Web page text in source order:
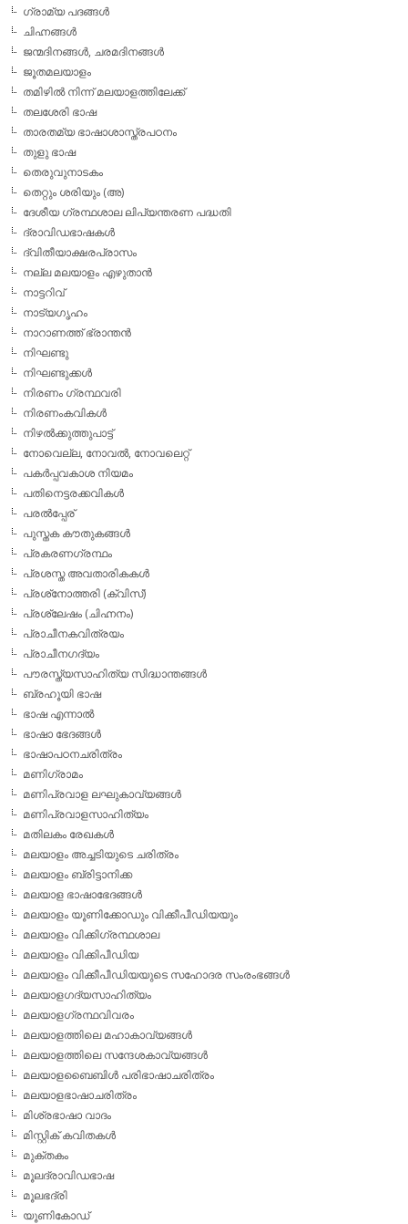
ഗ്രാമ്യ പദങ്ങള്‍
ചിഹ്നങ്ങള്‍
ജന്മദിനങ്ങള്‍, ചരമദിനങ്ങള്‍
ജൂതമലയാളം
തമിഴില്‍ നിന്ന് മലയാളത്തിലേക്ക്
തലശേരി ഭാഷ
താരതമ്യ ഭാഷാശാസ്ത്രപഠനം
തുളു ഭാഷ
തെരുവുനാടകം
തെറ്റും ശരിയും (അ)
ദേശീയ ഗ്രന്ഥശാല ലിപ്യന്തരണ പദ്ധതി
ദ്രാവിഡഭാഷകള്‍
ദ്വിതീയാക്ഷരപ്രാസം
നല്ല മലയാളം എഴുതാന്‍
നാട്ടറിവ്
നാട്യഗൃഹം
നാറാണത്ത് ഭ്രാന്തന്‍
നിഘണ്ടു
നിഘണ്ടുക്കള്‍
നിരണം ഗ്രന്ഥവരി
നിരണംകവികള്‍
നിഴല്‍ക്കുത്തുപാട്ട്
നോവെല്ല, നോവല്‍, നോവലെറ്റ്
പകര്‍പ്പവകാശ നിയമം
പതിനെട്ടരക്കവികള്‍
പരല്‍പ്പേര്
പുസ്തക കൗതുകങ്ങള്‍
പ്രകരണഗ്രന്ഥം
പ്രശസ്ത അവതാരികകള്‍
പ്രശ്‌നോത്തരി (ക്വിസ്)
പ്രശ്ലേഷം (ചിഹ്നനം)
പ്രാചീനകവിത്രയം
പ്രാചീനഗദ്യം
പൗരസ്ത്യസാഹിത്യ സിദ്ധാന്തങ്ങള്‍
ബ്രഹൂയി ഭാഷ
ഭാഷ എന്നാല്‍
ഭാഷാ ഭേദങ്ങള്‍
ഭാഷാപഠനചരിത്രം
മണിഗ്രാമം
മണിപ്രവാള ലഘുകാവ്യങ്ങള്‍
മണിപ്രവാളസാഹിത്യം
മതിലകം രേഖകള്‍
മലയാളം അച്ചടിയുടെ ചരിത്രം
മലയാളം ബ്രിട്ടാനിക്ക
മലയാള ഭാഷാഭേദങ്ങള്‍
മലയാളം യൂണിക്കോഡും വിക്കീപീഡിയയും
മലയാളം വിക്കിഗ്രന്ഥശാല
മലയാളം വിക്കിപീഡിയ
മലയാളം വിക്കീപീഡിയയുടെ സഹോദര സംരംഭങ്ങള്‍
മലയാളഗദ്യസാഹിത്യം
മലയാളഗ്രന്ഥവിവരം
മലയാളത്തിലെ മഹാകാവ്യങ്ങള്‍
മലയാളത്തിലെ സന്ദേശകാവ്യങ്ങള്‍
മലയാളബൈബിള്‍ പരിഭാഷാചരിത്രം
മലയാളഭാഷാചരിത്രം
മിശ്രഭാഷാ വാദം
മിസ്റ്റിക് കവിതകള്‍
മുക്തകം
മൂലദ്രാവിഡഭാഷ
മൂലഭദ്രി
യൂണികോഡ്